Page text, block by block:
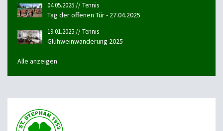
04.05.2025 // Tennis
Tag der offenen Tür - 27.04.2025
19.01.2025 // Tennis
Glühweinwanderung 2025
Alle anzeigen